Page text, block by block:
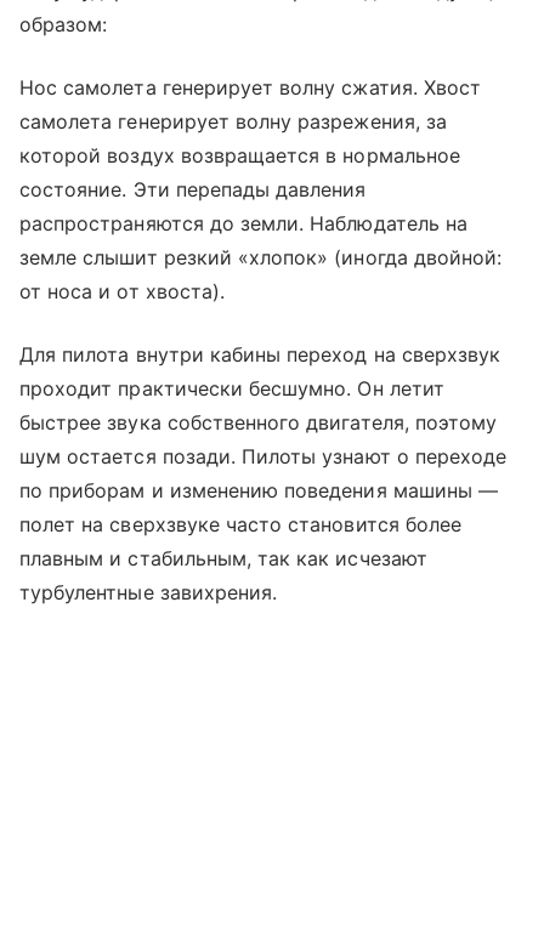
образом:
Нос самолета генерирует волну сжатия. Хвост
самолета генерирует волну разрежения, за
которой воздух возвращается в нормальное
состояние. Эти перепады давления
распространяются до земли. Наблюдатель на
земле слышит резкий «хлопок» (иногда двойной:
от носа и от хвоста).
Для пилота внутри кабины переход на сверхзвук
проходит практически бесшумно. Он летит
быстрее звука собственного двигателя, поэтому
шум остается позади. Пилоты узнают о переходе
по приборам и изменению поведения машины —
полет на сверхзвуке часто становится более
плавным и стабильным, так как исчезают
турбулентные завихрения.